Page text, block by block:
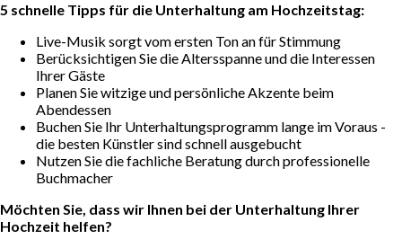
5 schnelle Tipps für die Unterhaltung am Hochzeitstag:
Live-Musik sorgt vom ersten Ton an für Stimmung
Berücksichtigen Sie die Altersspanne und die Interessen
Ihrer Gäste
Planen Sie witzige und persönliche Akzente beim
Abendessen
Buchen Sie Ihr Unterhaltungsprogramm lange im Voraus -
die besten Künstler sind schnell ausgebucht
Nutzen Sie die fachliche Beratung durch professionelle
Buchmacher
Möchten Sie, dass wir Ihnen bei der Unterhaltung Ihrer
Hochzeit helfen?